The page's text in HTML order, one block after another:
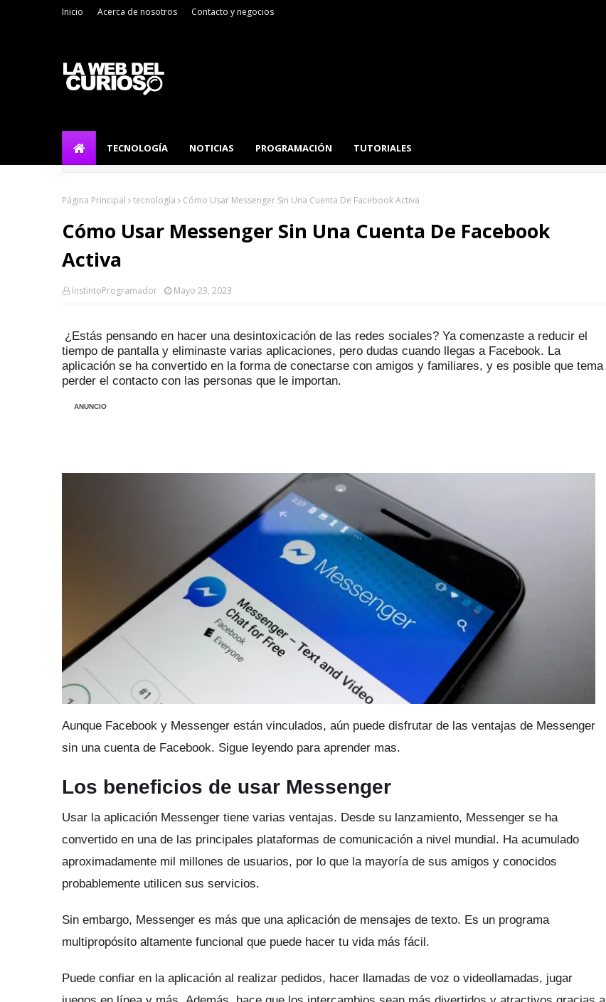
Inicio Acerca de nosotros Contacto y negocios
TECNOLOGÍA NOTICIAS PROGRAMACIÓN TUTORIALES
Página Principal tecnología Cómo Usar Messenger Sin Una Cuenta De Facebook Activa
Cómo Usar Messenger Sin Una Cuenta De Facebook
Activa
InstintoProgramador Mayo 23, 2023
¿Estás pensando en hacer una desintoxicación de las redes sociales? Ya comenzaste a reducir el
tiempo de pantalla y eliminaste varias aplicaciones, pero dudas cuando llegas a Facebook. La
aplicación se ha convertido en la forma de conectarse con amigos y familiares, y es posible que tema
perder el contacto con las personas que le importan.
ANUNCIO
Aunque Facebook y Messenger están vinculados, aún puede disfrutar de las ventajas de Messenger
sin una cuenta de Facebook. Sigue leyendo para aprender mas.
Los beneficios de usar Messenger
Usar la aplicación Messenger tiene varias ventajas. Desde su lanzamiento, Messenger se ha
convertido en una de las principales plataformas de comunicación a nivel mundial. Ha acumulado
aproximadamente mil millones de usuarios, por lo que la mayoría de sus amigos y conocidos
probablemente utilicen sus servicios.
Sin embargo, Messenger es más que una aplicación de mensajes de texto. Es un programa
multipropósito altamente funcional que puede hacer tu vida más fácil.
Puede confiar en la aplicación al realizar pedidos, hacer llamadas de voz o videollamadas, jugar